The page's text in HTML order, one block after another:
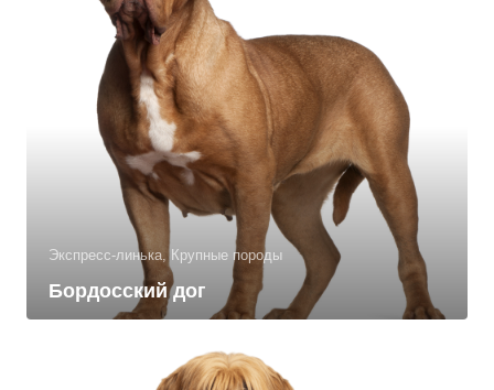
Экспресс-линька, Крупные породы
Бордосский дог